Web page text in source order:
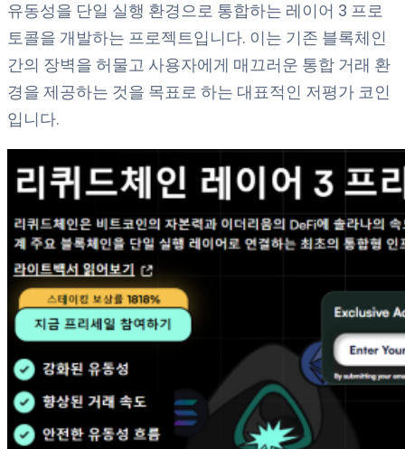
유동성을 단일 실행 환경으로 통합하는 레이어 3 프로
토콜을 개발하는 프로젝트입니다. 이는 기존 블록체인
간의 장벽을 허물고 사용자에게 매끄러운 통합 거래 환
경을 제공하는 것을 목표로 하는 대표적인 저평가 코인
입니다.